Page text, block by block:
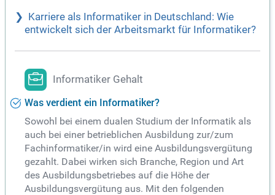
Karriere als Informatiker in Deutschland: Wie
entwickelt sich der Arbeitsmarkt für Informatiker?
Informatiker Gehalt
Was verdient ein Informatiker?
Sowohl bei einem dualen Studium der Informatik als
auch bei einer betrieblichen Ausbildung zur/zum
Fachinformatiker/in wird eine Ausbildungsvergütung
gezahlt. Dabei wirken sich Branche, Region und Art
des Ausbildungsbetriebes auf die Höhe der
Ausbildungsvergütung aus. Mit den folgenden